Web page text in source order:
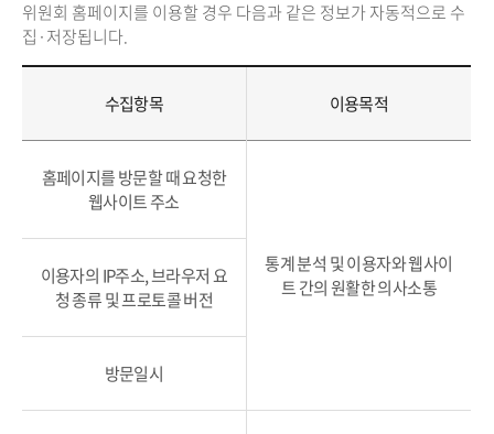
위원회 홈페이지를 이용할 경우 다음과 같은 정보가 자동적으로 수
집·저장됩니다.
수집항목 이용목적
홈페이지를 방문할 때 요청한
웹사이트 주소
통계 분석 및 이용자와 웹사이
트 간의 원활한 의사소통
이용자의 IP주소, 브라우저 요
청 종류 및 프로토콜 버전
방문일시